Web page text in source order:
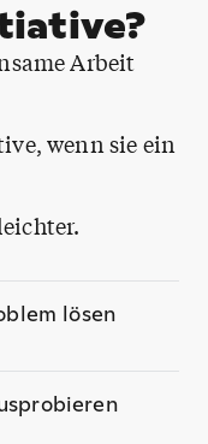
Arbeit
wenn sie ein
lösen